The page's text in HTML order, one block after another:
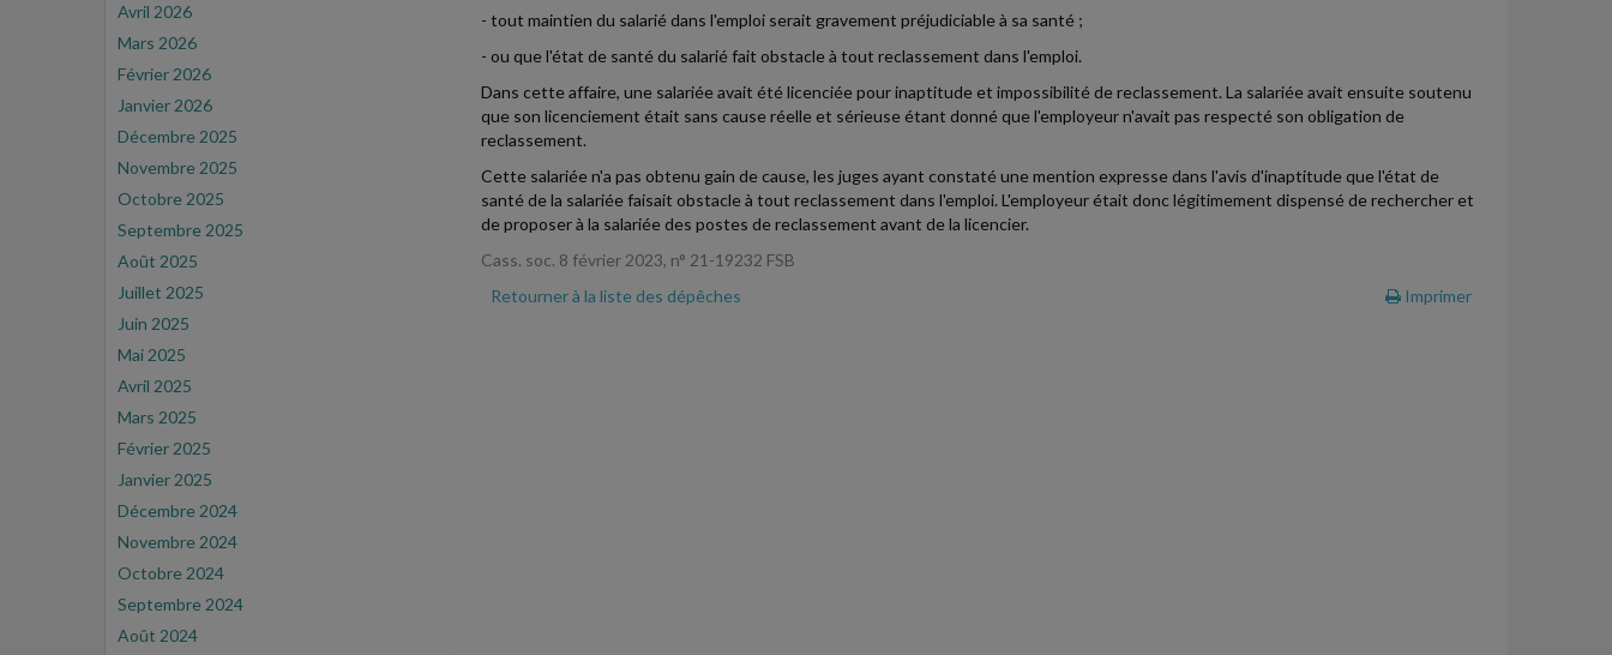
Avril 2026
Mars 2026
Février 2026
Janvier 2026
Décembre 2025
Novembre 2025
Octobre 2025
Septembre 2025
Août 2025
Juillet 2025
Juin 2025
Mai 2025
Avril 2025
Mars 2025
Février 2025
Janvier 2025
Décembre 2024
Novembre 2024
Octobre 2024
Septembre 2024
Août 2024
- tout maintien du salarié dans l'emploi serait gravement préjudiciable à sa santé ;
- ou que l'état de santé du salarié fait obstacle à tout reclassement dans l'emploi.
Dans cette affaire, une salariée avait été licenciée pour inaptitude et impossibilité de reclassement. La salariée avait ensuite soutenu
que son licenciement était sans cause réelle et sérieuse étant donné que l'employeur n'avait pas respecté son obligation de
reclassement.
Cette salariée n'a pas obtenu gain de cause, les juges ayant constaté une mention expresse dans l'avis d'inaptitude que l'état de
santé de la salariée faisait obstacle à tout reclassement dans l'emploi. L'employeur était donc légitimement dispensé de rechercher et
de proposer à la salariée des postes de reclassement avant de la licencier.
Cass. soc. 8 février 2023, n° 21-19232 FSB
Retourner à la liste des dépêches
Imprimer